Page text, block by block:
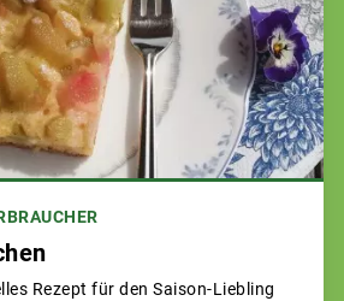
Rezept für den Saison-Liebling